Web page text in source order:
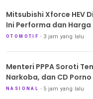
Mitsubishi Xforce HEV
Ini Performa dan
OTOMOTIF 3 jam yang lalu
Menteri PPPA Soroti
Narkoba, dan CD
NASIONAL 5 jam yang lalu